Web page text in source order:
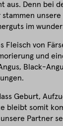
aus. Denn bei
im
von
und
Black-
Geburt,
bleibt somit
Partner